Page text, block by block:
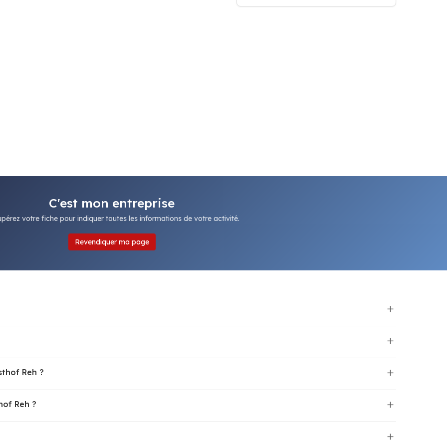
C'est mon entreprise
votre fiche pour indiquer toutes les informations de votre activité.
Revendiquer ma page
Reh ?
Reh ?